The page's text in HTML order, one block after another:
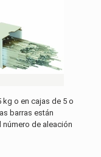
kg o en cajas de 5 o
barras están
número de aleación